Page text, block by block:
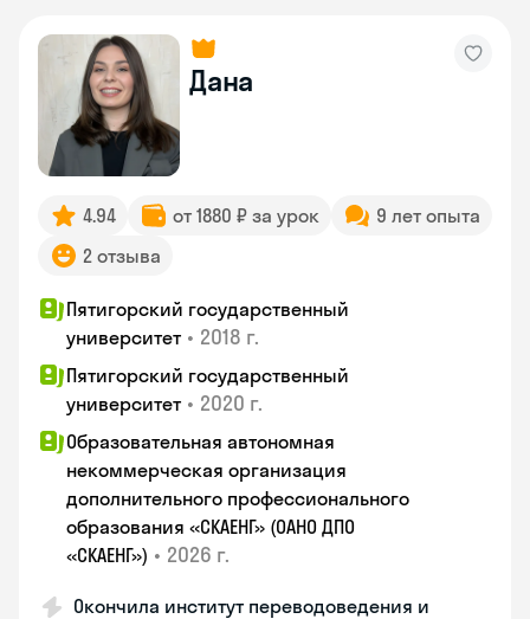
Дана
4.94 от 1880 ₽ за урок
9 лет опыта
2 отзыва
Пятигорский государственный
университет • 2018 г.
Пятигорский государственный
университет • 2020 г.
Образовательная автономная
некоммерческая организация
дополнительного профессионального
образования «СКАЕНГ» (ОАНО ДПО
«СКАЕНГ») • 2026 г.
Окончила институт переводоведения и